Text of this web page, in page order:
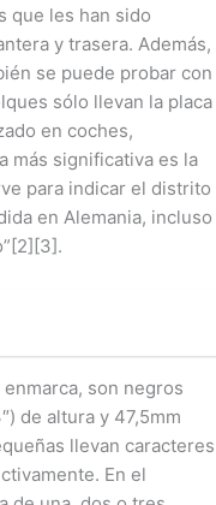
que les han sido
y trasera. Además,
se puede probar con
sólo llevan la placa
en coches,
más significativa es la
para indicar el distrito
en Alemania, incluso
son negros
de altura y 47,5mm
llevan caracteres
En el